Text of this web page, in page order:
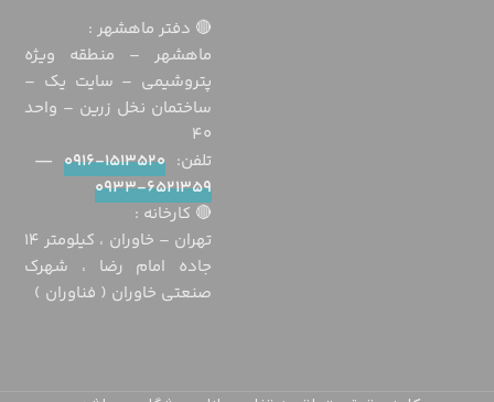
🔴 دفتر ماهشهر :
ماهشهر – منطقه ویژه
پتروشیمی – سایت یک –
ساختمان نخل زرین – واحد
40
تلفن:1513520-0916
—
6521359-0933
🔴 كارخانه :
تهران – خاوران ، كيلومتر ١٤
جاده امام رضا ، شهرك
صنعتی خاوران ( فناوران )